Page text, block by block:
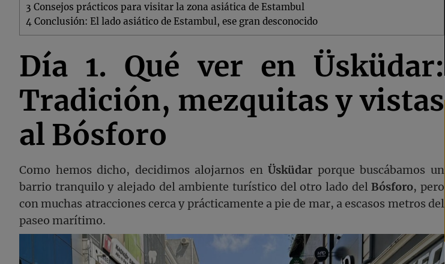
3 Consejos prácticos para visitar la zona asiática de Estambul
4 Conclusión: El lado asiático de Estambul, ese gran desconocido
Día 1. Qué ver en Üsküdar:
Tradición, mezquitas y vistas
al Bósforo
Como hemos dicho, decidimos alojarnos enÜsküdar porque buscábamos un
barrio tranquilo y alejado del ambiente turístico del otro lado delBósforo, pero
con muchas atracciones cerca y prácticamente a pie de mar, a escasos metros del
paseo marítimo.